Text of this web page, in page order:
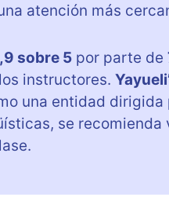
atención más
sobre 5 por parte de
instructores.
una entidad
se recomienda